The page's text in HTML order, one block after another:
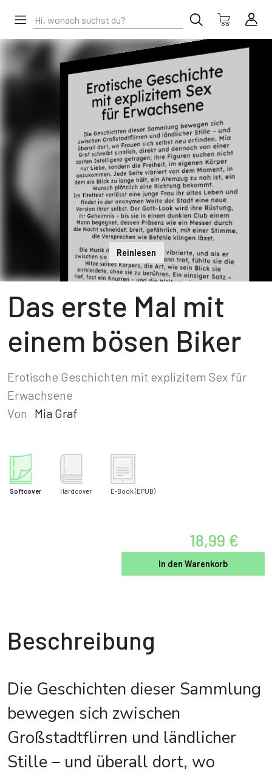
Reinlesen
Das erste Mal mit
einem bösen Biker
Erotische Geschichten mit explizitem Sex für
Erwachsene
Von
Mia Graf
Softcover Hardcover E-Book (EPUB)
18,99 €
In den Warenkorb
Beschreibung
Die Geschichten dieser Sammlung
bewegen sich zwischen
Großstadtflirren und ländlicher
Stille – und überall dort, wo